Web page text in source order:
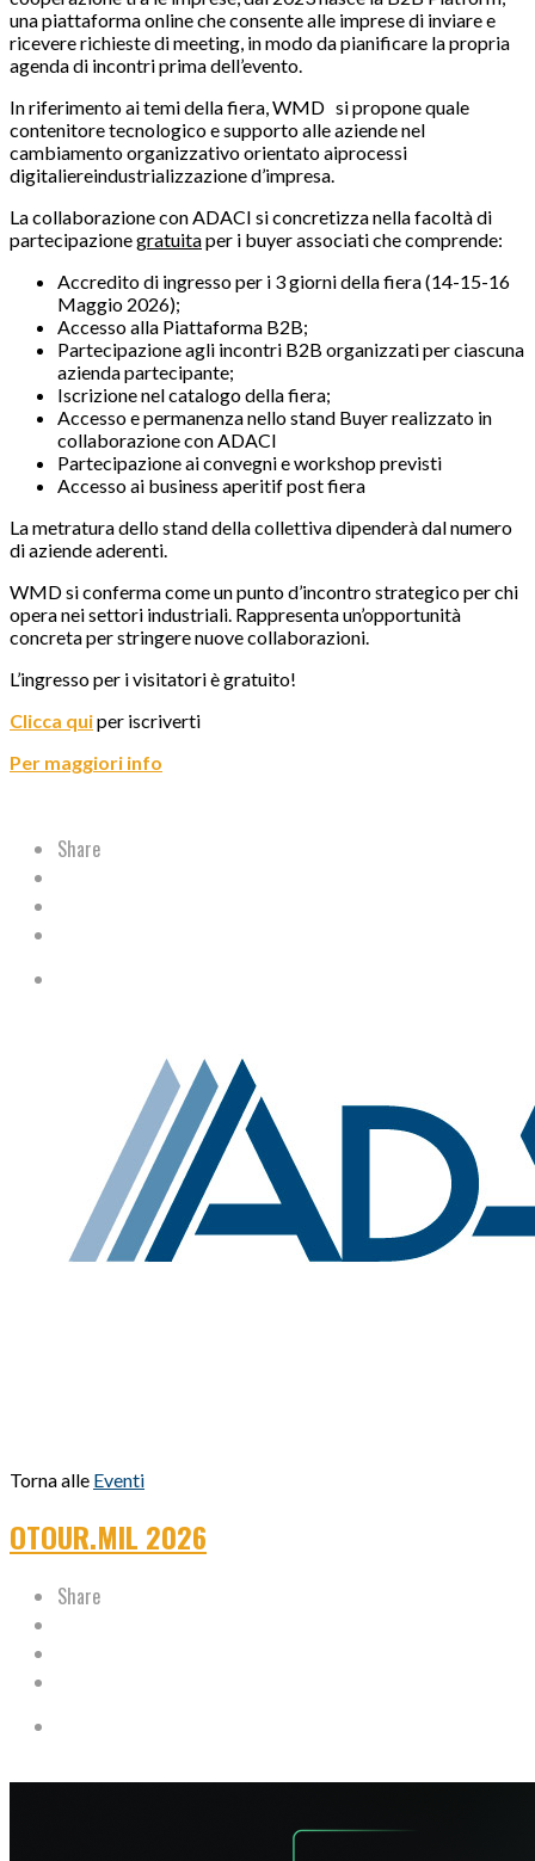
una piattaforma online che consente alle imprese di inviare e
ricevere richieste di meeting, in modo da pianificare la propria
agenda di incontri prima dell’evento.
In riferimento ai temi della fiera, WMD si propone quale
contenitore tecnologico e supporto alle aziende nel
cambiamento organizzativo orientato aiprocessi
digitaliereindustrializzazione d’impresa.
La collaborazione con ADACI si concretizza nella facoltà di
partecipazionegratuitaper i buyer associati che comprende:
Accredito di ingresso per i 3 giorni della fiera (14-15-16
Maggio 2026);
Accesso alla Piattaforma B2B;
Partecipazione agli incontri B2B organizzati per ciascuna
azienda partecipante;
Iscrizione nel catalogo della fiera;
Accesso e permanenza nello stand Buyer realizzato in
collaborazione con ADACI
Partecipazione ai convegni e workshop previsti
Accesso ai business aperitif post fiera
La metratura dello stand della collettiva dipenderà dal numero
di aziende aderenti.
WMD si conferma come un punto d’incontro strategico per chi
opera nei settori industriali. Rappresenta un’opportunità
concreta per stringere nuove collaborazioni.
L’ingresso per i visitatori è gratuito!
Clicca quiper iscriverti
Per maggiori info
Share
Torna alle Eventi
OTOUR.MIL 2026
Share